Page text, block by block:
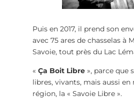
Puis en 2017, il prend son
avec 75 ares de chasselas à
Savoie, tout près du Lac
« Ça Boit Libre», parce que
libres, vivants, mais aussi en
région, la « Savoie Libre ».